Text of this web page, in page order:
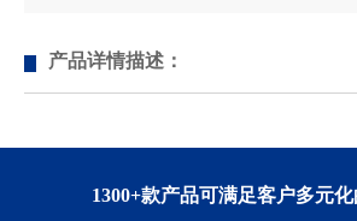
产品详情描述：
1300+款产品可满足客户多元